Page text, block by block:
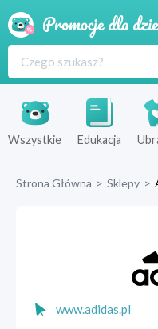
Wszystkie Edukacja
Strona Główna > Sklepy >
www.adidas.pl